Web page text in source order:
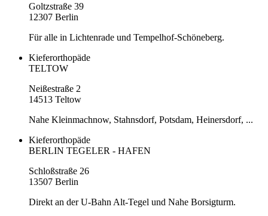
Goltzstraße 39
12307 Berlin
Für alle in Lichtenrade und Tempelhof-Schöneberg.
Kieferorthopäde
TELTOW
Neißestraße 2
14513 Teltow
Nahe Kleinmachnow, Stahnsdorf, Potsdam, Heinersdorf, ...
Kieferorthopäde
BERLIN TEGELER - HAFEN
Schloßstraße 26
13507 Berlin
Direkt an der U-Bahn Alt-Tegel und Nahe Borsigturm.